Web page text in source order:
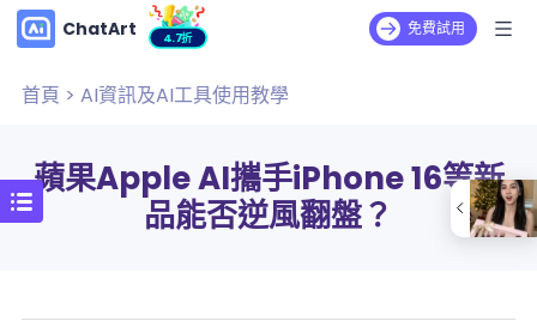
ChatArt 4.7折 免費試用
首頁 > AI資訊及AI工具使用教學
蘋果Apple AI攜手iPhone 16等新
品能否逆風翻盤？